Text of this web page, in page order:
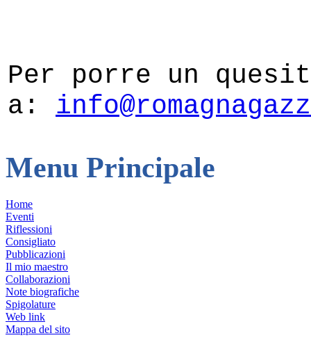
Per porre un
a:
Menu Principale
Home
Eventi
Riflessioni
Consigliato
Pubblicazioni
Il mio maestro
Collaborazioni
Note biografiche
Spigolature
Web link
Mappa del sito